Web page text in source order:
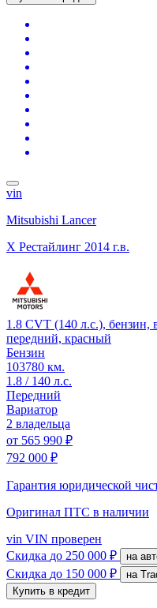
vin
Mitsubishi Lancer
X Рестайлинг 2014 г.в.
1.8 CVT (140 л.с.), бензин,
передний, красный
Бензин
103780 км.
1.8 / 140 л.с.
Передний
Вариатор
2 владельца
от 565 990 ₽
792 000 ₽
Гарантия юридической
Оригинал ПТС в наличии
vin VIN проверен
Скидка до 250 000 ₽ на
Скидка до 150 000 ₽
на
Купить в кредит